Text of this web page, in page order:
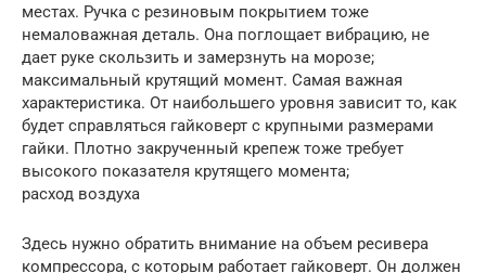
местах. Ручка с резиновым покрытием тоже
немаловажная деталь. Она поглощает вибрацию, не
дает руке скользить и замерзнуть на морозе;
максимальный крутящий момент. Самая важная
характеристика. От наибольшего уровня зависит то, как
будет справляться гайковерт с крупными размерами
гайки. Плотно закрученный крепеж тоже требует
высокого показателя крутящего момента;
расход воздуха
Здесь нужно обратить внимание на объем ресивера
компрессора, с которым работает гайковерт. Он должен